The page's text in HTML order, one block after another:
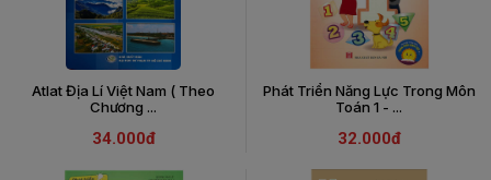
SÁCH
THIẾU
SÁCH
TIẾNG
SÁCH
Atlat Địa Lí Việt Nam ( Theo
Chương ...
34.000đ
Phát Triển Năng Lực Trong Môn
Toán 1 - ...
32.000đ